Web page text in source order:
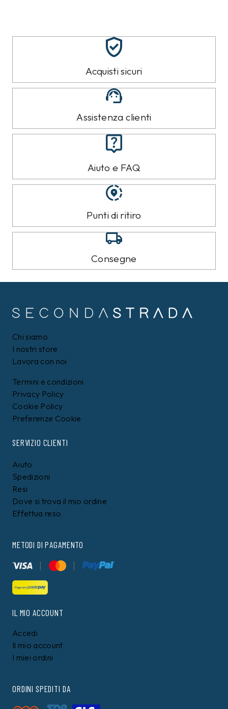
Acquisti sicuri
Assistenza clienti
Aiuto e FAQ
Punti di ritiro
Consegne
Chi siamo
I nostri store
Lavora con noi
Termini e condizioni
Privacy Policy
Cookie Policy
Preferenze Cookie
SERVIZIO CLIENTI
Aiuto
Spedizioni
Resi
Dove si trova il mio ordine
Effettua reso
METODI DI PAGAMENTO
IL MIO ACCOUNT
Accedi
Il mio account
I miei ordini
ORDINI SPEDITI DA